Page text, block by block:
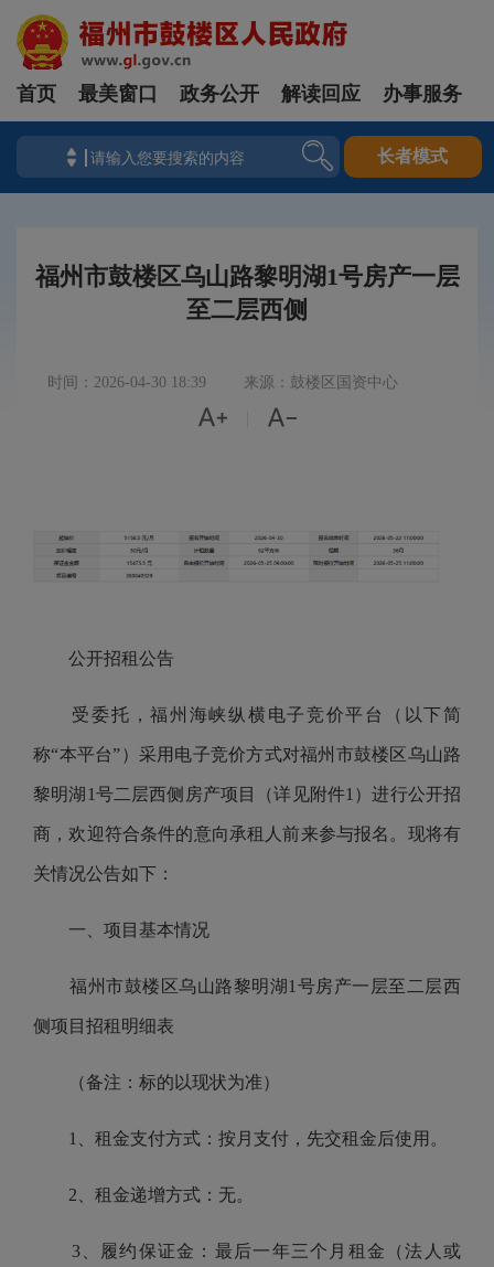
首页 最美窗口 政务公开 解读回应 办事服务
长者模式
福州市鼓楼区乌山路黎明湖1号房产一层
至二层西侧
时间：2026-04-30 18:39 来源：鼓楼区国资中心
 
公开招租公告
受委托，福州海峡纵横电子竞价平台（以下简
称“本平台”）采用电子竞价方式对福州市鼓楼区乌山路
黎明湖1号二层西侧房产项目（详见附件1）进行公开招
商，欢迎符合条件的意向承租人前来参与报名。现将有
关情况公告如下：
一、项目基本情况
福州市鼓楼区乌山路黎明湖1号房产一层至二层西
侧项目招租明细表
（备注：标的以现状为准）
1、租金支付方式：按月支付，先交租金后使用。
2、租金递增方式：无。
3、履约保证金：最后一年三个月租金（法人或